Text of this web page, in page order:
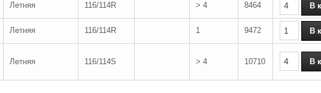
Летняя 116/114R > 4 8464
Летняя 116/114R 1 9472
Летняя 116/114S > 4 10710